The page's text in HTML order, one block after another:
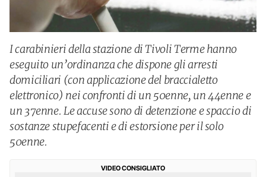
I carabinieri della stazione di Tivoli Terme hanno
eseguito un’ordinanza che dispone gli arresti
domiciliari (con applicazione del braccialetto
elettronico) nei confronti di un 50enne, un 44enne e
un 37enne. Le accuse sono di detenzione e spaccio di
sostanze stupefacenti e di estorsione per il solo
50enne.
VIDEO CONSIGLIATO